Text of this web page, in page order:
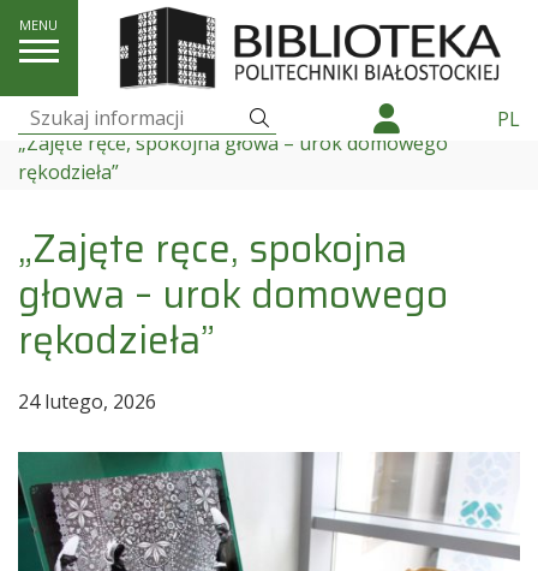
Szukaj: PL
Wydarzenia i wystawy
„Zajęte ręce, spokojna głowa – urok domowego
rękodzieła”
„Zajęte ręce, spokojna
głowa – urok domowego
rękodzieła”
24 lutego, 2026